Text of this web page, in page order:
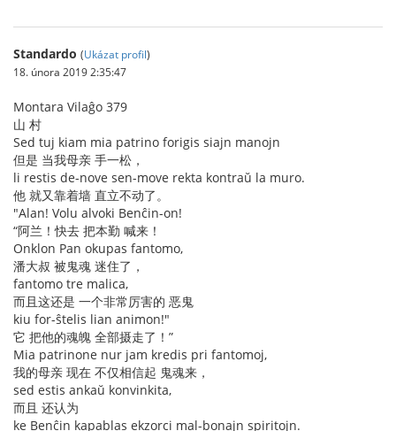
Standardo (Ukázat profil)
18. února 2019 2:35:47
Montara Vilaĝo 379
山 村
Sed tuj kiam mia patrino forigis siajn manojn
但是 当我母亲 手一松，
li restis de-nove sen-move rekta kontraŭ la muro.
他 就又靠着墙 直立不动了。
"Alan! Volu alvoki Benĉin-on!
“阿兰！快去 把本勤 喊来！
Onklon Pan okupas fantomo,
潘大叔 被鬼魂 迷住了，
fantomo tre malica,
而且这还是 一个非常厉害的 恶鬼
kiu for-ŝtelis lian animon!"
它 把他的魂魄 全部摄走了！”
Mia patrinone nur jam kredis pri fantomoj,
我的母亲 现在 不仅相信起 鬼魂来，
sed estis ankaŭ konvinkita,
而且 还认为
ke Benĉin kapablas ekzorci mal-bonajn spiritojn.